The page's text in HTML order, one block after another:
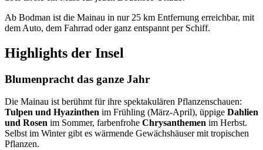
Ab Bodman ist die Mainau in nur 25 km Entfernung erreichbar, mit
dem Auto, dem Fahrrad oder ganz entspannt per Schiff.
Highlights der Insel
Blumenpracht das ganze Jahr
Die Mainau ist berühmt für ihre spektakulären Pflanzenschauen:
Tulpen und Hyazinthen im Frühling (März-April), üppige Dahlien
und Rosen im Sommer, farbenfrohe Chrysanthemen im Herbst.
Selbst im Winter gibt es wärmende Gewächshäuser mit tropischen
Pflanzen.